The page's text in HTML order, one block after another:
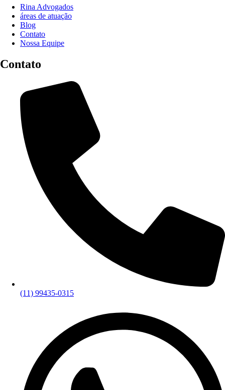
Rina Advogados
áreas de atuação
Blog
Contato
Nossa Equipe
Contato
(11) 99435-0315